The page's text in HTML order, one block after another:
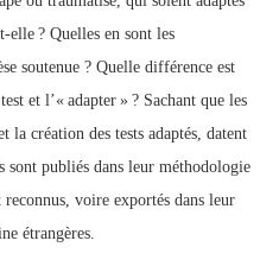
? Quelles en sont les
soutenue ? Quelle différence est
et l’« adapter » ? Sachant que les
création des tests adaptés, datent
sont publiés dans leur méthodologie
voire exportés dans leur
étrangères.